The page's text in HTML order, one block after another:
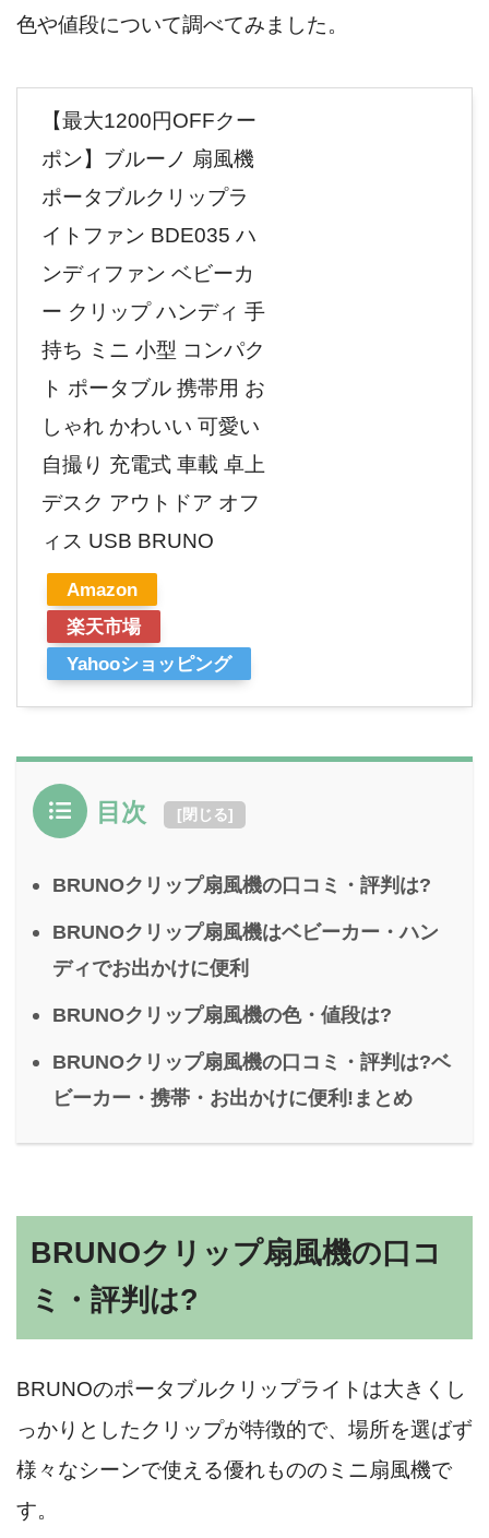
色や値段について調べてみました。
【最大1200円OFFクー
ポン】ブルーノ 扇風機
ポータブルクリップラ
イトファン BDE035 ハ
ンディファン ベビーカ
ー クリップ ハンディ 手
持ち ミニ 小型 コンパク
ト ポータブル 携帯用 お
しゃれ かわいい 可愛い
自撮り 充電式 車載 卓上
デスク アウトドア オフ
ィス USB BRUNO
Amazon
楽天市場
Yahooショッピング
目次 [閉じる]
BRUNOクリップ扇風機の口コミ・評判は?
BRUNOクリップ扇風機はベビーカー・ハン
ディでお出かけに便利
BRUNOクリップ扇風機の色・値段は?
BRUNOクリップ扇風機の口コミ・評判は?ベ
ビーカー・携帯・お出かけに便利!まとめ
BRUNOクリップ扇風機の口コ
ミ・評判は?
BRUNOのポータブルクリップライトは大きくし
っかりとしたクリップが特徴的で、場所を選ばず
様々なシーンで使える優れもののミニ扇風機で
す。